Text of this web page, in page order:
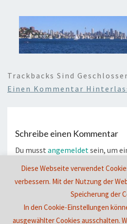
Trackbacks Sind
Einen Kommentar
Schreibe einen Kommentar
Du musstangemeldetsein, um
abzugeben.
© 2026|Stolz präsentiert von
Diese Webseite verwendet
verbessern. Mit der Nutzung der
Speicherung der
In den Cookie-Einstellungen
ausgewählter Cookies ausschalten.